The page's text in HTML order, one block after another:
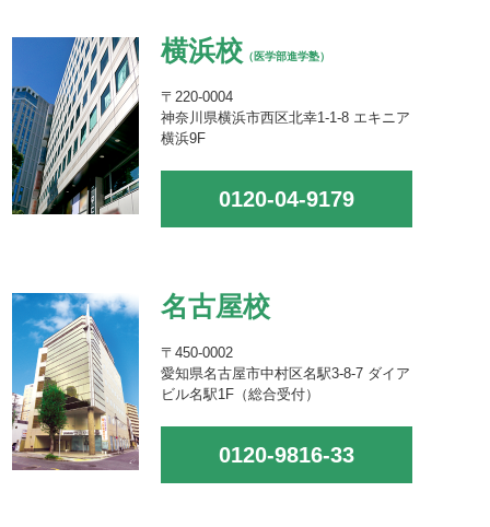
横浜校 （医学部進学塾）
〒220-0004
神奈川県横浜市西区北幸1-1-8 エキニア
横浜9F
0120-04-9179
名古屋校
〒450-0002
愛知県名古屋市中村区名駅3-8-7 ダイア
ビル名駅1F（総合受付）
0120-9816-33